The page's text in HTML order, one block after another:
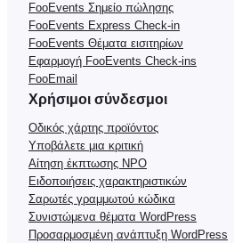
FooEvents Σημείο πώλησης
FooEvents Express Check-in
FooEvents Θέματα εισιτηρίων
Εφαρμογή FooEvents Check-ins
FooEmail
Χρήσιμοι σύνδεσμοι
Οδικός χάρτης προϊόντος
Υποβάλετε μια κριτική
Αίτηση έκπτωσης NPO
Ειδοποιήσεις χαρακτηριστικών
Σαρωτές γραμμωτού κώδικα
Συνιστώμενα θέματα WordPress
Προσαρμοσμένη ανάπτυξη WordPress